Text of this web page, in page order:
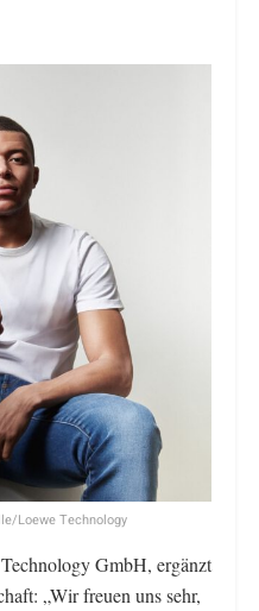
Loewe Technology
GmbH, ergänzt
„Wir freuen uns sehr,